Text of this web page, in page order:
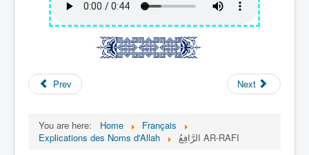
Prev Next
You are here: Home
Français
Explications des Noms d'Allah
الرَّافِعُ AR-RAFI